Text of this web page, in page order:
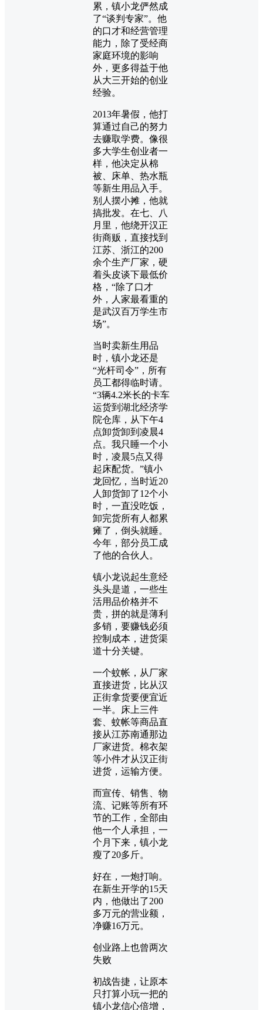
累，镇小龙俨然成
了“谈判专家”。他
的口才和经营管理
能力，除了受经商
家庭环境的影响
外，更多得益于他
从大三开始的创业
经验。
2013年暑假，他打
算通过自己的努力
去赚取学费。像很
多大学生创业者一
样，他决定从棉
被、床单、热水瓶
等新生用品入手。
别人摆小摊，他就
搞批发。在七、八
月里，他绕开汉正
街商贩，直接找到
江苏、浙江的200
余个生产厂家，硬
着头皮谈下最低价
格，“除了口才
外，人家最看重的
是武汉百万学生市
场”。
当时卖新生用品
时，镇小龙还是
“光杆司令”，所有
员工都得临时请。
“3辆4.2米长的卡车
运货到湖北经济学
院仓库，从下午4
点卸货卸到凌晨4
点。我只睡一个小
时，凌晨5点又得
起床配货。”镇小
龙回忆，当时近20
人卸货卸了12个小
时，一直没吃饭，
卸完货所有人都累
瘫了，倒头就睡。
今年，部分员工成
了他的合伙人。
镇小龙说起生意经
头头是道，一些生
活用品价格并不
贵，拼的就是薄利
多销，要赚钱必须
控制成本，进货渠
道十分关键。
一个蚊帐，从厂家
直接进货，比从汉
正街拿货要便宜近
一半。床上三件
套、蚊帐等商品直
接从江苏南通那边
厂家进货。棉衣架
等小件才从汉正街
进货，运输方便。
而宣传、销售、物
流、记账等所有环
节的工作，全部由
他一个人承担，一
个月下来，镇小龙
瘦了20多斤。
好在，一炮打响。
在新生开学的15天
内，他做出了200
多万元的营业额，
净赚16万元。
创业路上也曾两次
失败
初战告捷，让原本
只打算小玩一把的
镇小龙信心倍增，